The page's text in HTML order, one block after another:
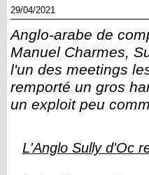
29/04/2021
Anglo-arabe de
Manuel Charmes,
l'un des meetings
remporté un gros
un exploit peu
L'Anglo Sully d'Oc